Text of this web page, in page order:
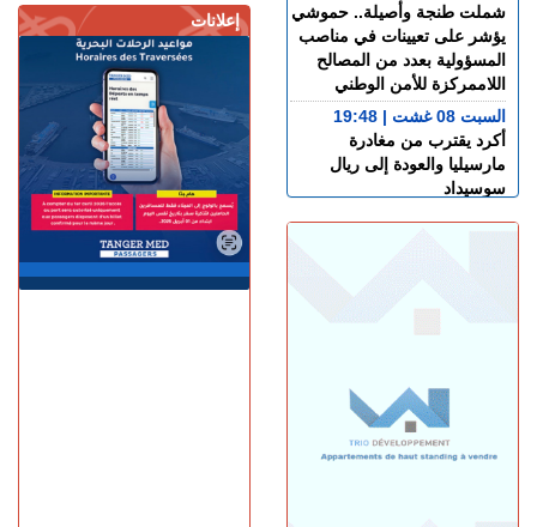
إعلانات
شملت طنجة وأصيلة.. حموشي
يؤشر على تعيينات في مناصب
المسؤولية بعدد من المصالح
اللاممركزة للأمن الوطني
السبت 08 غشت | 19:48
أكرد يقترب من مغادرة
مارسيليا والعودة إلى ريال
سوسيداد
السبت 08 غشت | 17:48
وتعترف بسيادة المغرب على
صحرائه
كرة القدم الأرجنتيني ليونيل
ميسي عن عمر 68 عاما
السبت 08 غشت | 14:49